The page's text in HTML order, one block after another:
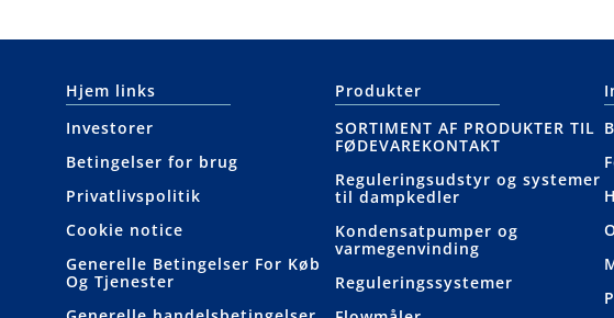
Hjem links
Investorer
Betingelser for brug
Privatlivspolitik
Cookie notice
Generelle Betingelser For Køb
Og Tjenester
Produkter
SORTIMENT AF PRODUKTER TIL
FØDEVAREKONTAKT
Reguleringsudstyr og systemer
til dampkedler
Kondensatpumper og
varmegenvinding
Reguleringssystemer